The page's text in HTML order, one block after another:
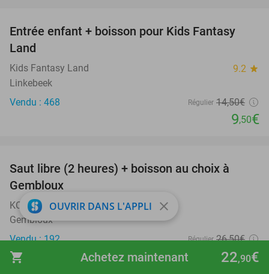
shopping_cart 22,90€
Achetez maintenant
34%
Entrée enfant + boisson pour Kids Fantasy
Land
Kids Fantasy Land 9.2 star
Linkebeek
Vendu : 468
Régulier 14,50€
9,50€
Saut libre (2 heures) + boisson au choix à
Gembloux
KOJUMP Gembloux
Gembloux
Vendu : 192
Régulier 26,50€
16 ,40€
OUVRIR DANS L'APPLI close